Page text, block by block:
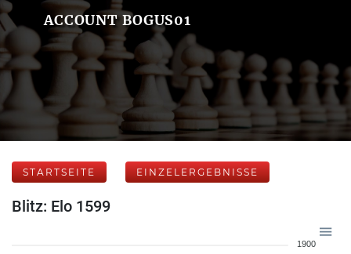
ACCOUNT BOGUS01
STARTSEITE EINZELERGEBNISSE
Blitz: Elo 1599
1900